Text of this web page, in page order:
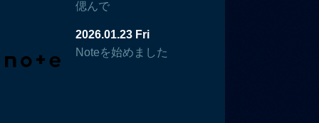
偲んで
2026.01.23 Fri
Noteを始めました